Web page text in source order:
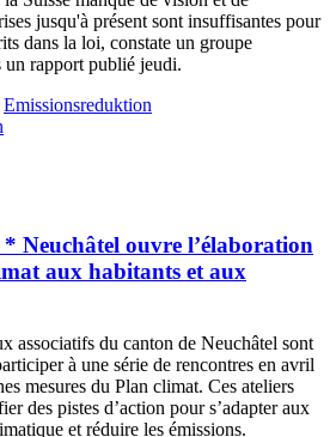
jusqu'à présent sont insuffisantes pour
dans la loi, constate un groupe
rapport publié jeudi.
Emissionsreduktion
Neuchâtel ouvre l’élaboration
aux habitants et aux
associatifs du canton de Neuchâtel sont
à une série de rencontres en avril
mesures du Plan climat. Ces ateliers
des pistes d’action pour s’adapter aux
et réduire les émissions.